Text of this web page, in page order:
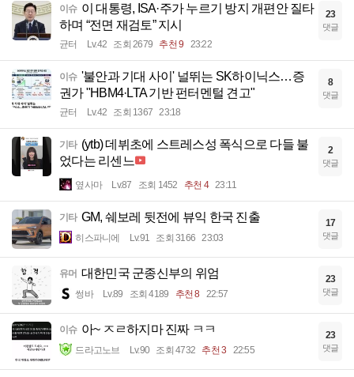
이슈 이 대통령, ISA·주가 누르기 방지 개편안 질타
하며 “전면 재검토” 지시
균터 Lv.42 조회 2679 추천 9 23:22
23
댓글
이슈 '불안과 기대 사이' 널뛰는 SK하이닉스…증
권가 "HBM4·LTA 기반 펀터멘털 견고"
균터 Lv.42 조회 1367 23:18
8
댓글
기타 (ytb) 데뷔초에 스트레스성 폭식으로 다들 불
었다는 리센느
옆사마 Lv.87 조회 1452 추천 4 23:11
2
댓글
기타 GM, 쉐보레 뒷전에 뷰익 한국 진출
히스파니에 Lv.91 조회 3166 23:03
17
댓글
유머 대한민국 군종신부의 위엄
썽바 Lv.89 조회 4189 추천 8 22:57
23
댓글
이슈 아~ ㅈㄹ하지마 진짜 ㅋㅋ
드라고노브 Lv.90 조회 4732 추천 3 22:55
23
댓글